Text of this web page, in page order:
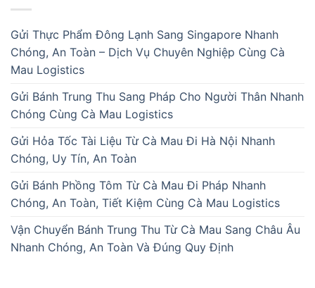
Gửi Thực Phẩm Đông Lạnh Sang Singapore Nhanh
Chóng, An Toàn – Dịch Vụ Chuyên Nghiệp Cùng Cà
Mau Logistics
Gửi Bánh Trung Thu Sang Pháp Cho Người Thân Nhanh
Chóng Cùng Cà Mau Logistics
Gửi Hỏa Tốc Tài Liệu Từ Cà Mau Đi Hà Nội Nhanh
Chóng, Uy Tín, An Toàn
Gửi Bánh Phồng Tôm Từ Cà Mau Đi Pháp Nhanh
Chóng, An Toàn, Tiết Kiệm Cùng Cà Mau Logistics
Vận Chuyển Bánh Trung Thu Từ Cà Mau Sang Châu Âu
Nhanh Chóng, An Toàn Và Đúng Quy Định